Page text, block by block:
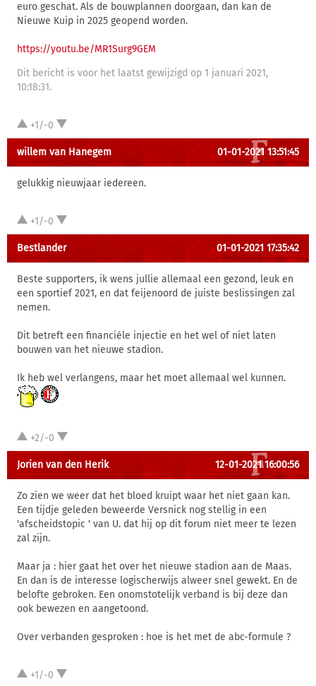
euro geschat. Als de bouwplannen doorgaan, dan kan de
Nieuwe Kuip in 2025 geopend worden.
https://youtu.be/MR1Surg9GEM
Dit bericht is voor het laatst gewijzigd op 1 januari 2021,
10:18:31.
+1/-0
willem van Hanegem 01-01-2021 13:51:45
gelukkig nieuwjaar iedereen.
+1/-0
Bestlander 01-01-2021 17:35:42
Beste supporters, ik wens jullie allemaal een gezond, leuk en
een sportief 2021, en dat feijenoord de juiste beslissingen zal
nemen.
Dit betreft een financiéle injectie en het wel of niet laten
bouwen van het nieuwe stadion.
Ik heb wel verlangens, maar het moet allemaal wel kunnen.
+2/-0
Jorien van den Herik 12-01-2021 16:00:56
Zo zien we weer dat het bloed kruipt waar het niet gaan kan.
Een tijdje geleden beweerde Versnick nog stellig in een
'afscheidstopic ' van U. dat hij op dit forum niet meer te lezen
zal zijn.
Maar ja : hier gaat het over het nieuwe stadion aan de Maas.
En dan is de interesse logischerwijs alweer snel gewekt. En de
belofte gebroken. Een onomstotelijk verband is bij deze dan
ook bewezen en aangetoond.
Over verbanden gesproken : hoe is het met de abc-formule ?
+1/-0